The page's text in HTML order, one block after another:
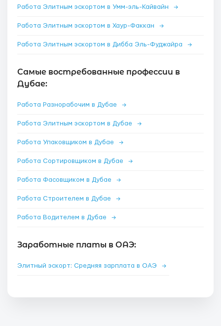
Работа Элитным эскортом в Умм-эль-Кайвайн →
Работа Элитным эскортом в Хаур-Факкан →
Работа Элитным эскортом в Дибба Эль-Фуджайра →
Самые востребованные профессии в
Дубае:
Работа Разнорабочим в Дубае →
Работа Элитным эскортом в Дубае →
Работа Упаковщиком в Дубае →
Работа Сортировщиком в Дубае →
Работа Фасовщиком в Дубае →
Работа Строителем в Дубае →
Работа Водителем в Дубае →
Заработные платы в ОАЭ:
Элитный эскорт: Средняя зарплата в ОАЭ →